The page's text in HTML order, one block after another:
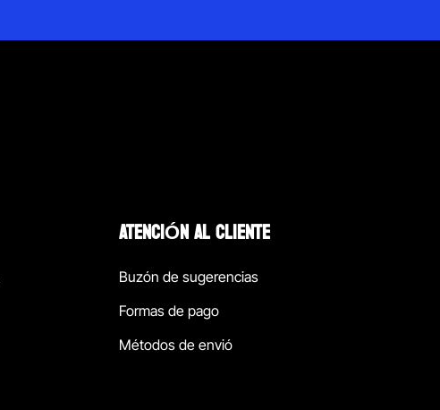
ATENCIÓN AL CLIENTE
Buzón de sugerencias
Formas de pago
Métodos de envió